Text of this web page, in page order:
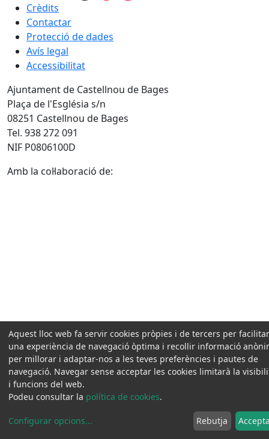
Crèdits
Contactar
Protecció de dades
Avís legal
Accessibilitat
Ajuntament de Castellnou de Bages
Plaça de l'Església s/n
08251 Castellnou de Bages
Tel. 938 272 091
NIF P0806100D
Amb la col·laboració de:
Aquest lloc web fa servir cookies pròpies i de tercers per
una experiència de navegació òptima i recollir informació
per millorar i adaptar-nos a les teves preferències i pautes de
navegació. Navegar sense acceptar les cookies limitarà la
i funcions del web.
Podeu consultar la política de cookies.
Configurar opcions... Rebutja